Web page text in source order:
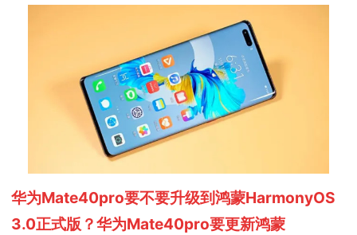
华为Mate40pro要不要升级到鸿蒙HarmonyOS
3.0正式版？华为Mate40pro要更新鸿蒙